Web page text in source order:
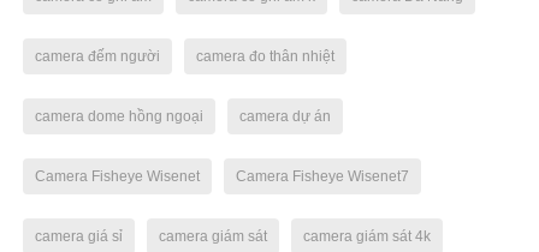
camera đếm người camera đo thân nhiệt
camera dome hồng ngoại camera dự án
Camera Fisheye Wisenet Camera Fisheye Wisenet7
camera giá sỉ camera giám sát camera giám sát 4k